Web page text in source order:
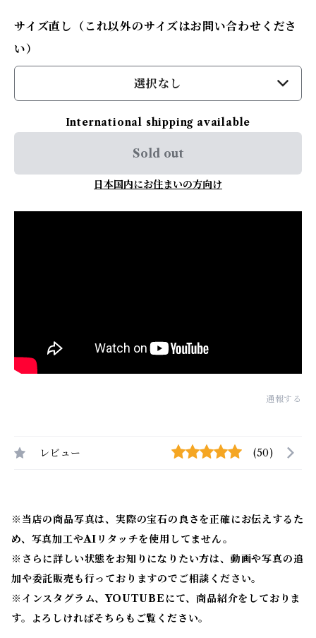
サイズ直し（これ以外のサイズはお問い合わせくださ
い）
選択なし
International shipping available
Sold out
日本国内にお住まいの方向け
通報する
レビュー (50)
※当店の商品写真は、実際の宝石の良さを正確にお伝えするた
め、写真加工やAIリタッチを使用してません。
※ さらに詳しい状態をお知りになりたい方は、動画や写真の追
加や委託販売も行っておりますのでご相談ください。
※ インスタグラム、YOUTUBEにて、商品紹介をしておりま
す。よろしければそちらもご覧ください。